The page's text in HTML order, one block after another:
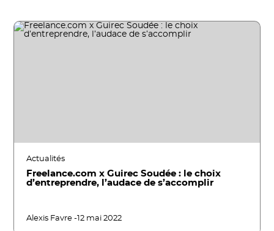
Actualités
Freelance.com x Guirec Soudée : le choix
d’entreprendre, l’audace de s’accomplir
Alexis Favre -12 mai 2022